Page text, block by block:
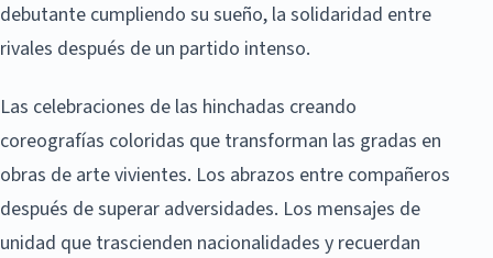
debutante cumpliendo su sueño, la solidaridad entre
rivales después de un partido intenso.
Las celebraciones de las hinchadas creando
coreografías coloridas que transforman las gradas en
obras de arte vivientes. Los abrazos entre compañeros
después de superar adversidades. Los mensajes de
unidad que trascienden nacionalidades y recuerdan